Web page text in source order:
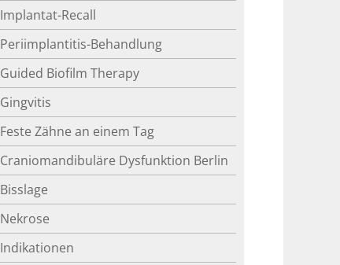
Implantat-Recall
Periimplantitis-Behandlung
Guided Biofilm Therapy
Gingvitis
Feste Zähne an einem Tag
Craniomandibuläre Dysfunktion Berlin
Bisslage
Nekrose
Indikationen